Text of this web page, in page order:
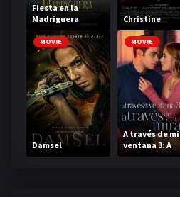
Fiesta en la
Madriguera
Christine
MOVIE
Damsel
MOVIE
A través de mi
ventana 3: A
través de tu